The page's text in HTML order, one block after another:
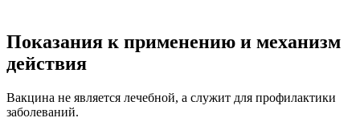
Показания к применению и механизм
действия
Вакцина не является лечебной, а служит для профилактики
заболеваний.